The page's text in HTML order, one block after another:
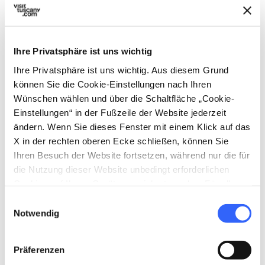
Ihre Privatsphäre ist uns wichtig
Ihre Privatsphäre ist uns wichtig. Aus diesem Grund
können Sie die Cookie-Einstellungen nach Ihren
Wünschen wählen und über die Schaltfläche „Cookie-
Einstellungen“ in der Fußzeile der Website jederzeit
ändern. Wenn Sie dieses Fenster mit einem Klick auf das
X in der rechten oberen Ecke schließen, können Sie
Ihren Besuch der Website fortsetzen, während nur die für
die Nutzung dieser Website unbedingt erforderlichen
Zustimmung.
Notwendig
Präferenzen
Begegnungen mit Experten aus der
Wissenschaftskommunikation und der
Vollendet wird das Erlebnis in der Oasi Dynamo
durch das Oasyhotel – ein luxuriöses
Refugium für all jene, die auf der Suche nach
vollkommener Stille und der unberührten
Schönheit der Natur sind.